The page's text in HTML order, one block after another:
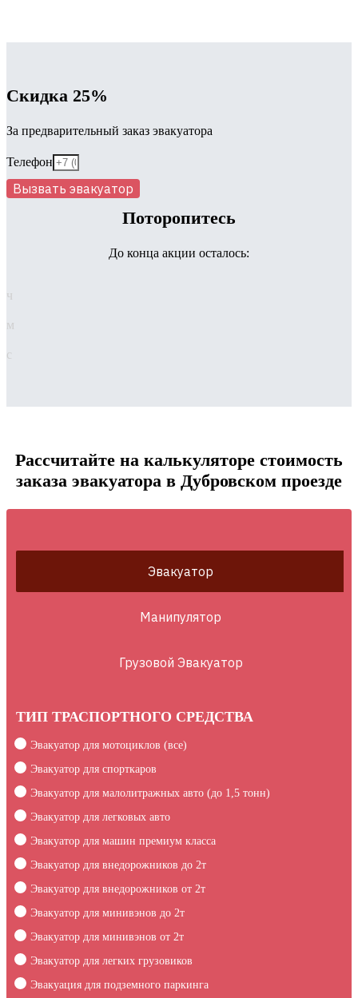
Скидка 25%
За предварительный заказ эвакуатора
Телефон
Вызвать эвакуатор
Поторопитесь
До конца акции осталось:
ч
м
с
Рассчитайте на калькуляторе стоимость
заказа эвакуатора в Дубровском проезде
Эвакуатор
Манипулятор
Грузовой Эвакуатор
ТИП ТРАСПОРТНОГО СРЕДСТВА
Эвакуатор для мотоциклов (все)
Эвакуатор для спорткаров
Эвакуатор для малолитражных авто (до 1,5 тонн)
Эвакуатор для легковых авто
Эвакуатор для машин премиум класса
Эвакуатор для внедорожников до 2т
Эвакуатор для внедорожников от 2т
Эвакуатор для минивэнов до 2т
Эвакуатор для минивэнов от 2т
Эвакуатор для легких грузовиков
Эвакуация для подземного паркинга